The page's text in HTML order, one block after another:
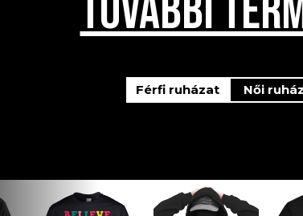
Férfi ruházat Női